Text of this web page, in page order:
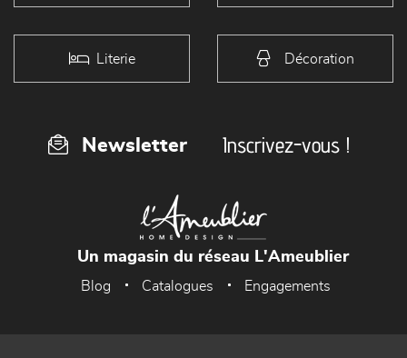
Literie Décoration
Newsletter Inscrivez-vous !
Un magasin du réseau L'Ameublier
Blog Catalogues Engagements